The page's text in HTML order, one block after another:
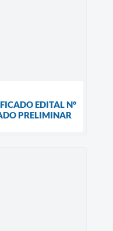
EDITAL N°
PRELIMINAR